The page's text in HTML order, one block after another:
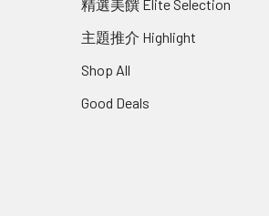
精選美饌 Elite Selection
主題推介 Highlight
Shop All
Good Deals